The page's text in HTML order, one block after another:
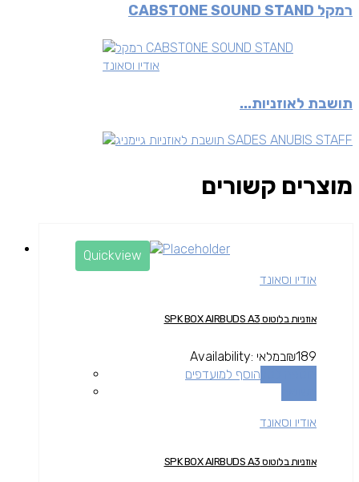
רמקל CABSTONE SOUND STAND
אודיו וסאונד
תושבת לאוזניות...
מוצרים קשורים
Quickview
אודיו וסאונד
אוזניות בלוטוס SPK BOX AIRBUDS A3
₪189
Availability: במלאי
הוסף למועדפים
אודיו וסאונד
אוזניות בלוטוס SPK BOX AIRBUDS A3